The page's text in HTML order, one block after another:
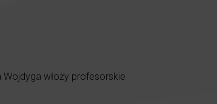
włoży profesorskie